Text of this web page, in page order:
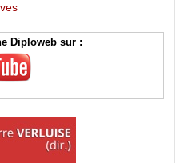
Diploweb sur :